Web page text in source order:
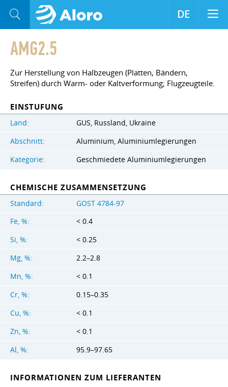
AMG2.5
Zur Herstellung von Halbzeugen (Platten, Bändern,
Streifen) durch Warm- oder Kaltverformung; Flugzeugteile.
EINSTUFUNG
Land:
GUS, Russland, Ukraine
Abschnitt:
Aluminium, Aluminiumlegierungen
Kategorie:
Geschmiedete Aluminiumlegierungen
CHEMISCHE ZUSAMMENSETZUNG
Standard:
GOST 4784-97
Fe, %:
< 0.4
Si, %:
< 0.25
Mg, %:
2.2–2.8
Mn, %:
< 0.1
Cr, %:
0.15–0.35
Cu, %:
< 0.1
Zn, %:
< 0.1
Al, %:
95.9–97.65
INFORMATIONEN ZUM LIEFERANTEN
DE